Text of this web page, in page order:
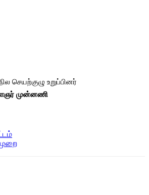
செயற்குழு உறுப்பினர்
முன்னணி